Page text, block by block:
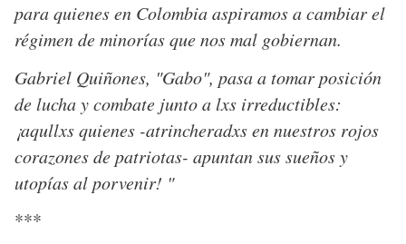
para quienes en Colombia aspiramos a cambiar el
régimen de minorías que nos mal gobiernan.
Gabriel Quiñones, "Gabo", pasa a tomar posición
de lucha y combate junto a lxs irreductibles:
¡aqullxs quienes -atrincheradxs en nuestros rojos
corazones de patriotas- apuntan sus sueños y
utopías al porvenir! "
***